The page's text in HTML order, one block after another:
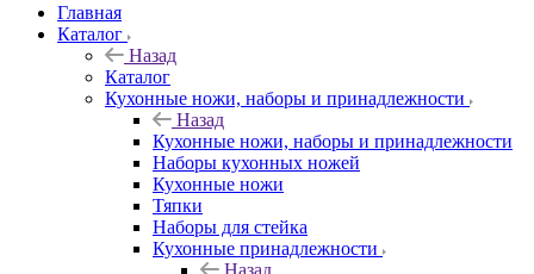
Главная
Каталог
Назад
Каталог
Кухонные ножи, наборы и принадлежности
Назад
Кухонные ножи, наборы и принадлежности
Наборы кухонных ножей
Кухонные ножи
Тяпки
Наборы для стейка
Кухонные принадлежности
Назад